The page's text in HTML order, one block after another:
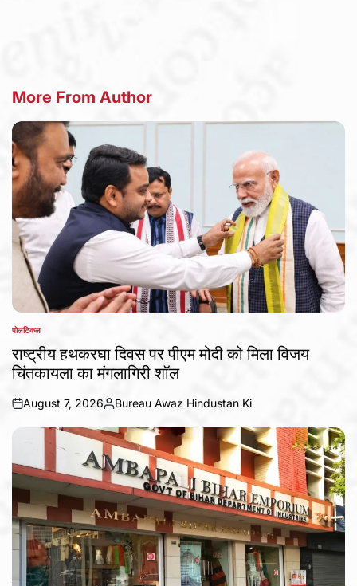
More From Author
POSTED
पोलटिकल
राष्ट्रीय हथकरघा दिवस पर पीएम मोदी को मिला विजय
चिंतकायला का मंगलागिरी शॉल
on
August 7, 2026
Posted
by
Bureau Awaz Hindustan Ki